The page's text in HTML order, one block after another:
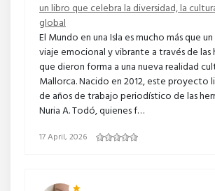
un libro que celebra la diversidad, la
global
El Mundo en una Isla es mucho más que un
viaje emocional y vibrante a través de las
que dieron forma a una nueva realidad
Mallorca. Nacido en 2012, este proyecto
de años de trabajo periodístico de las
Nuria A. Todó, quienes f…
17 April, 2026